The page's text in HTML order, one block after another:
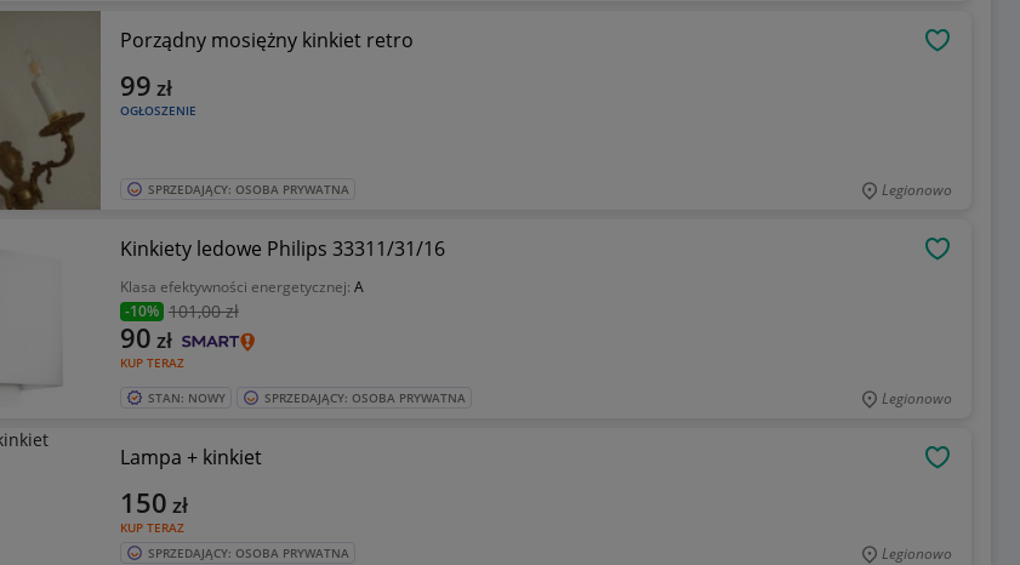
Porządny mosiężny kinkiet retro
OGŁOSZENIE
99 zł
SPRZEDAJĄCY: OSOBA PRYWATNA Legionowo
Kinkiety ledowe Philips 33311/31/16
Klasa efektywności energetycznej: A
-10% 101,00 zł
KUP TERAZ
90 zł
STAN: NOWY SPRZEDAJĄCY: OSOBA PRYWATNA Legionowo
Lampa + kinkiet
KUP TERAZ
150 zł
SPRZEDAJĄCY: OSOBA PRYWATNA Legionowo